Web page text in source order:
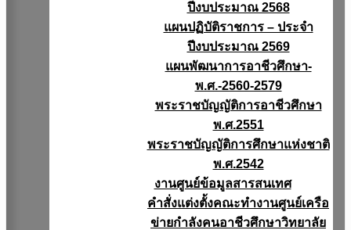
ปีงบประมาณ 2568
แผนปฏิบัติราชการ – ประจำ
ปีงบประมาณ 2569
แผนพัฒนาการอาชีวศึกษา-
พ.ศ.-2560-2579
พระราชบัญญัติการอาชีวศึกษา
พ.ศ.2551
พระราชบัญญัติการศึกษาแห่งชาติ
พ.ศ.2542
งานศูนย์ข้อมูลสารสนเทศ
คำสั่งแต่งตั้งคณะทำงานศูนย์เครือ
ข่ายกำลังคนอาชีวศึกษาวิทยาลัย